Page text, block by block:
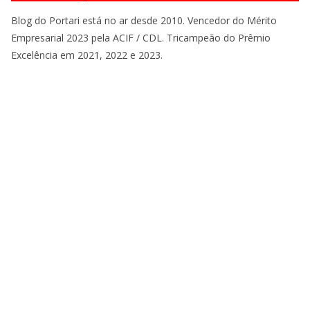
Blog do Portari está no ar desde 2010. Vencedor do Mérito
Empresarial 2023 pela ACIF / CDL. Tricampeão do Prêmio
Excelência em 2021, 2022 e 2023.